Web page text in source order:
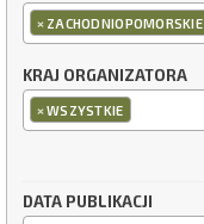
× ZACHODNIOPOMORSKIE
KRAJ ORGANIZATORA
×WSZYSTKIE
DATA PUBLIKACJI